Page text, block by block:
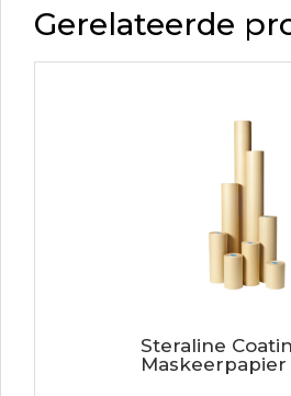
Gerelateerde
Steraline